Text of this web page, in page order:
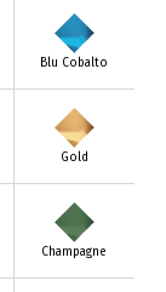
Blu Cobalto
Gold
Champagne